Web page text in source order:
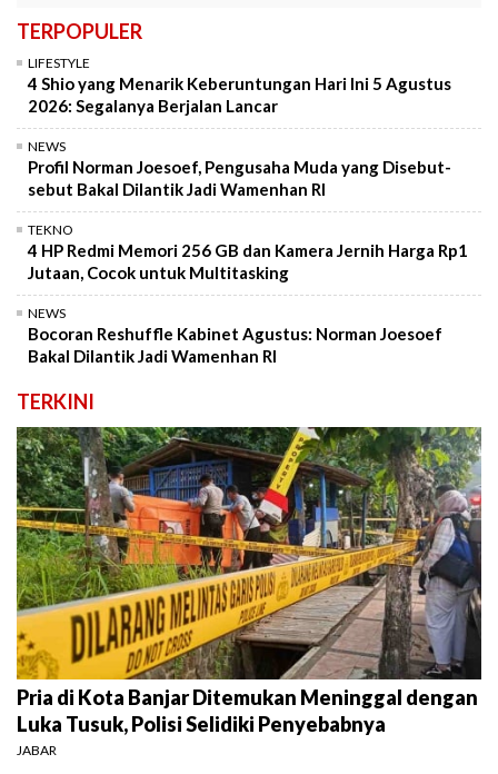
TERPOPULER
LIFESTYLE
4 Shio yang Menarik Keberuntungan Hari Ini 5 Agustus
2026: Segalanya Berjalan Lancar
NEWS
Profil Norman Joesoef, Pengusaha Muda yang Disebut-
sebut Bakal Dilantik Jadi Wamenhan RI
TEKNO
4 HP Redmi Memori 256 GB dan Kamera Jernih Harga Rp1
Jutaan, Cocok untuk Multitasking
NEWS
Bocoran Reshuffle Kabinet Agustus: Norman Joesoef
Bakal Dilantik Jadi Wamenhan RI
TERKINI
Pria di Kota Banjar Ditemukan Meninggal dengan
Luka Tusuk, Polisi Selidiki Penyebabnya
JABAR